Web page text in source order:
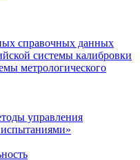
справочных данных
системы калибровки
метрологического
управления